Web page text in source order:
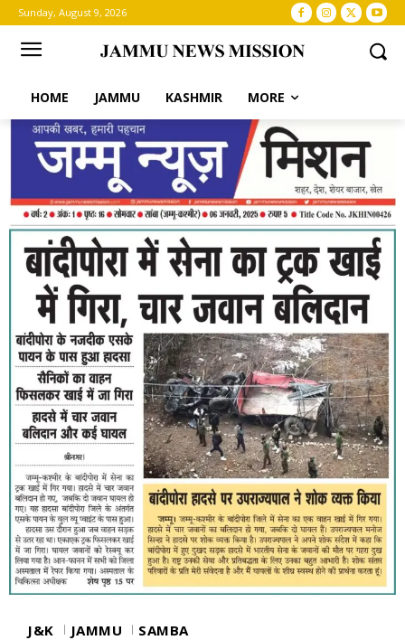
Sunday, August 9, 2026
HOME JAMMU KASHMIR MORE
J&K JAMMU SAMBA